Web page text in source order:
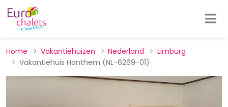
Home Vakantiehuizen Nederland
Limburg
Vakantiehuis Honthem (NL-6269-01)